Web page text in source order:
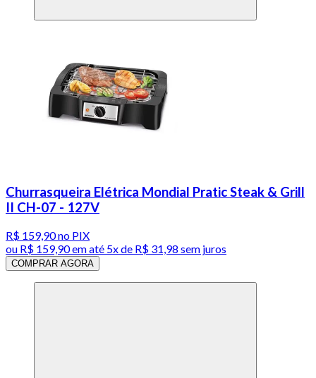
Churrasqueira Elétrica Mondial Pratic Steak & Grill
II CH-07 - 127V
R$ 159,90no PIX
ou R$ 159,90em até 5x de R$ 31,98 sem juros
COMPRAR AGORA